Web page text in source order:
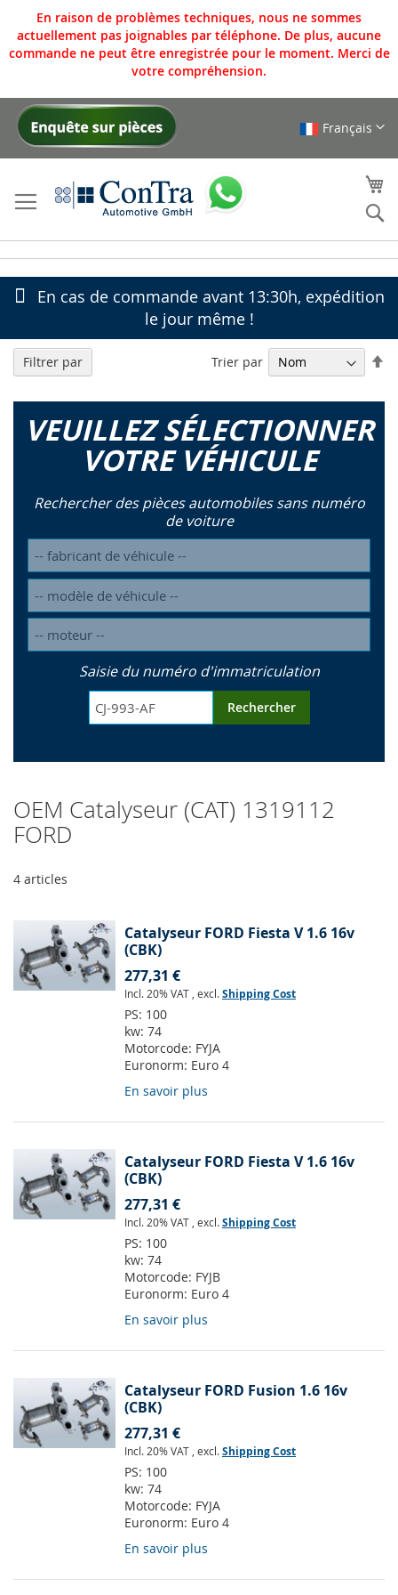
En raison de problèmes techniques, nous ne sommes
actuellement pas joignables par téléphone. De plus, aucune
commande ne peut être enregistrée pour le moment. Merci de
votre compréhension.
Allez
Français
En cas de commande avant 13:30h, expédition
le jour même !
VEUILLEZ SÉLECTIONNER
VOTRE VÉHICULE
Rechercher des pièces automobiles sans numéro
de voiture
Saisie du numéro d'immatriculation
Rechercher
OEM Catalyseur (CAT) 1319112
FORD
4 articles
Trier par
Catalyseur FORD Fiesta V 1.6 16v
(CBK)
277,31 €
Incl. 20% VAT , excl.Shipping Cost
PS: 100
kw: 74
Motorcode: FYJA
Euronorm: Euro 4
En savoir plus
Catalyseur FORD Fiesta V 1.6 16v
(CBK)
277,31 €
Incl. 20% VAT , excl.Shipping Cost
PS: 100
kw: 74
Motorcode: FYJB
Euronorm: Euro 4
En savoir plus
Catalyseur FORD Fusion 1.6 16v
(CBK)
277,31 €
Incl. 20% VAT , excl.Shipping Cost
PS: 100
kw: 74
Motorcode: FYJA
Euronorm: Euro 4
En savoir plus
Filtrer par